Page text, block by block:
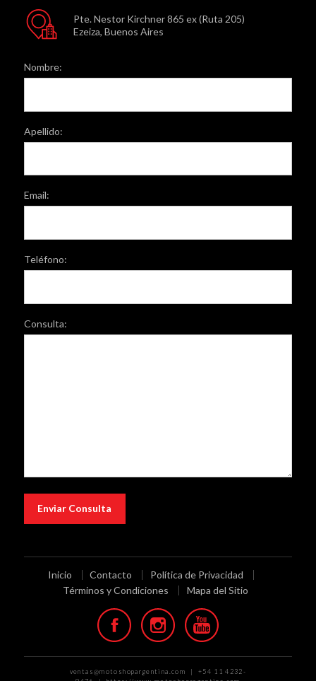
Pte. Nestor Kirchner 865 ex (Ruta 205)
Ezeiza, Buenos Aires
Nombre:
Apellido:
Email:
Teléfono:
Consulta:
Inicio Contacto
Política de Privacidad
Términos y Condiciones
Mapa del Sitio
ventas@motoshopargentina.com | +54 11 4232-